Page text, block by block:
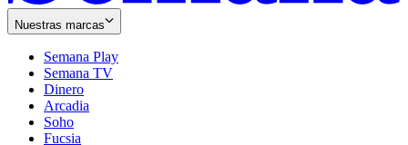
Nuestras marcas
Semana Play
Semana TV
Dinero
Arcadia
Soho
in
Fucsia